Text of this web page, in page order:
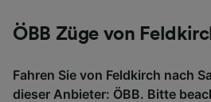
ÖBB Züge von
Fahren Sie von Feldkirch nach
dieser Anbieter: ÖBB. Bitte